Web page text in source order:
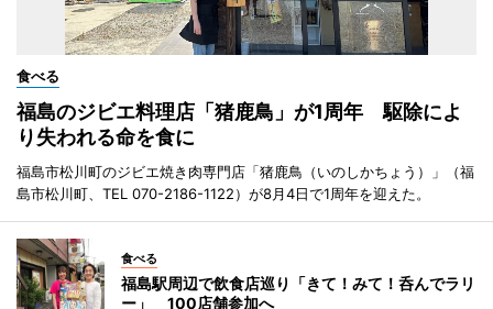
食べる
福島のジビエ料理店「猪鹿鳥」が1周年 駆除によ
り失われる命を食に
福島市松川町のジビエ焼き肉専門店「猪鹿鳥（いのしかちょう）」（福
島市松川町、TEL 070-2186-1122）が8月4日で1周年を迎えた。
食べる
福島駅周辺で飲食店巡り「きて！みて！呑んでラリ
ー」 100店舗参加へ